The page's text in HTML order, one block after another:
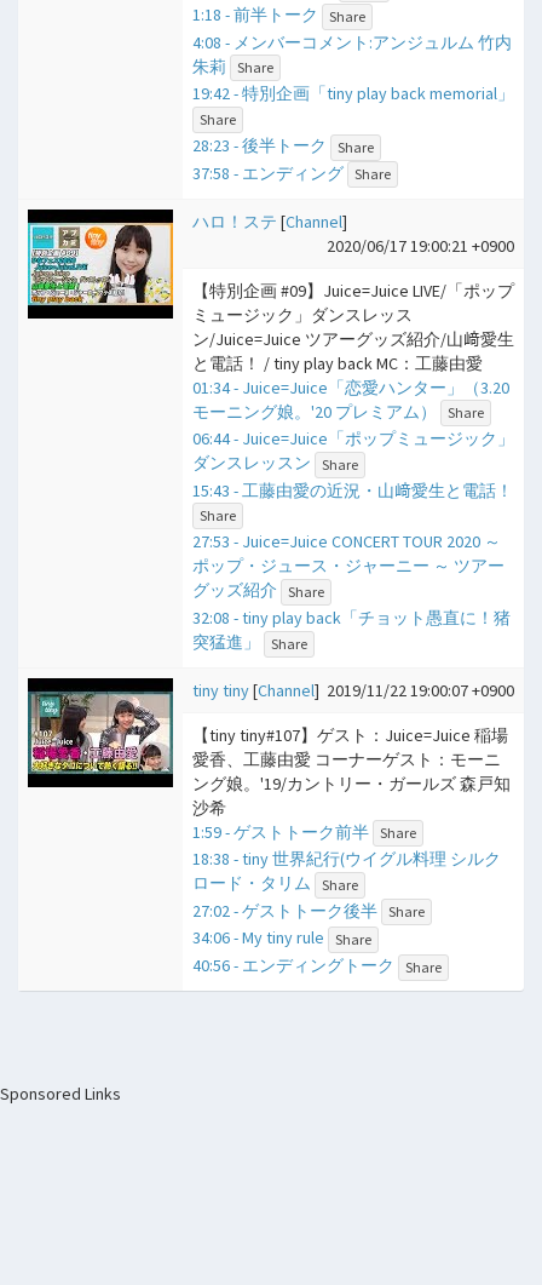
1:18 - 前半トーク Share
4:08 - メンバーコメント:アンジュルム 竹内
朱莉
Share
19:42 - 特別企画「tiny play back memorial」
Share
28:23 - 後半トーク Share
37:58 - エンディング Share
ハロ！ステ [Channel]
2020/06/17 19:00:21 +0900
【特別企画 #09】Juice=Juice LIVE/「ポップ
ミュージック」ダンスレッス
ン/Juice=Juice ツアーグッズ紹介/山﨑愛生
と電話！ / tiny play back MC：工藤由愛
01:34 - Juice=Juice「恋愛ハンター」（3.20
モーニング娘。'20 プレミアム）
Share
06:44 - Juice=Juice「ポップミュージック」
ダンスレッスン
Share
15:43 - 工藤由愛の近況・山﨑愛生と電話！
Share
27:53 - Juice=Juice CONCERT TOUR 2020 ～
ポップ・ジュース・ジャーニー ～ ツアー
グッズ紹介
Share
32:08 - tiny play back「チョット愚直に！猪
突猛進」
Share
tiny tiny[Channel] 2019/11/22 19:00:07 +0900
【tiny tiny#107】ゲスト：Juice=Juice 稲場
愛香、工藤由愛 コーナーゲスト：モーニ
ング娘。'19/カントリー・ガールズ 森戸知
沙希
1:59 - ゲストトーク前半 Share
18:38 - tiny 世界紀行(ウイグル料理 シルク
ロード・タリム
Share
27:02 - ゲストトーク後半 Share
34:06 - My tiny rule Share
40:56 - エンディングトーク Share
Sponsored Links